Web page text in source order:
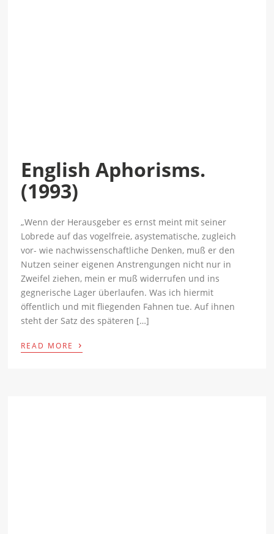
English Aphorisms.
(1993)
„Wenn der Herausgeber es ernst meint mit seiner
Lobrede auf das vogelfreie, asystematische, zugleich
vor- wie nachwissenschaftliche Denken, muß er den
Nutzen seiner eigenen Anstrengungen nicht nur in
Zweifel ziehen, mein er muß widerrufen und ins
gegnerische Lager überlaufen. Was ich hiermit
öffentlich und mit fliegenden Fahnen tue. Auf ihnen
steht der Satz des späteren […]
READ MORE ›